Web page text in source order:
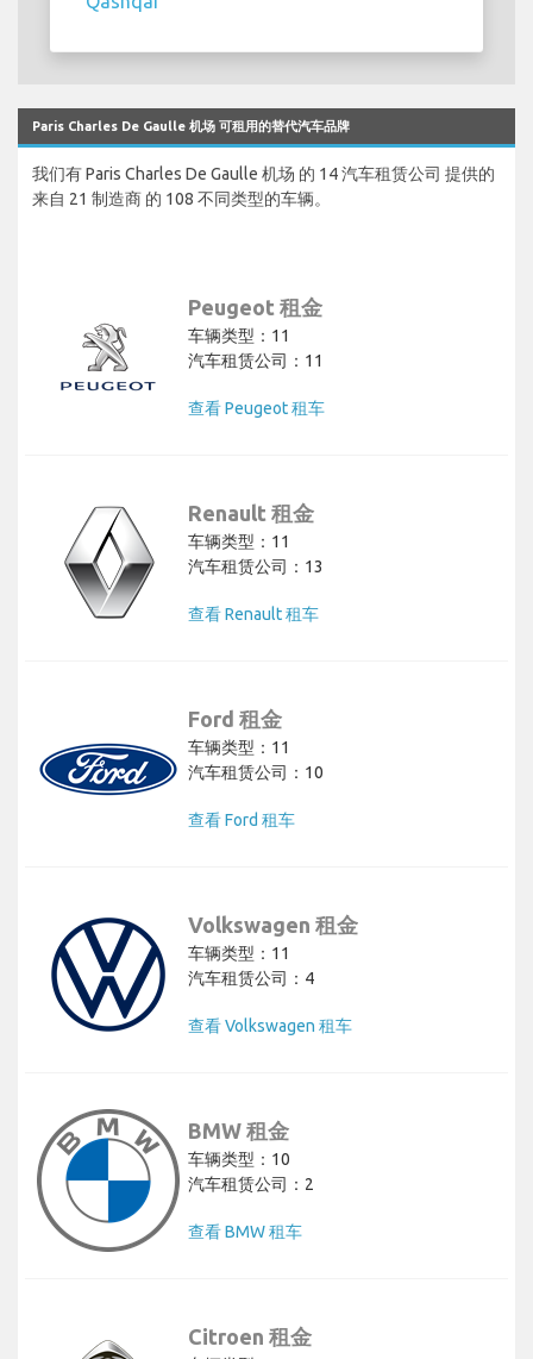
Paris Charles De Gaulle 机场 可租用的替代汽车品牌
我们有 Paris Charles De Gaulle 机场 的 14 汽车租赁公司 提供的
来自 21 制造商 的 108 不同类型的车辆。
Peugeot 租金
车辆类型：11
汽车租赁公司：11
查看 Peugeot 租车
Renault 租金
车辆类型：11
汽车租赁公司：13
查看 Renault 租车
Ford 租金
车辆类型：11
汽车租赁公司：10
查看 Ford 租车
Volkswagen 租金
车辆类型：11
汽车租赁公司：4
查看 Volkswagen 租车
BMW 租金
车辆类型：10
汽车租赁公司：2
查看 BMW 租车
Citroen 租金